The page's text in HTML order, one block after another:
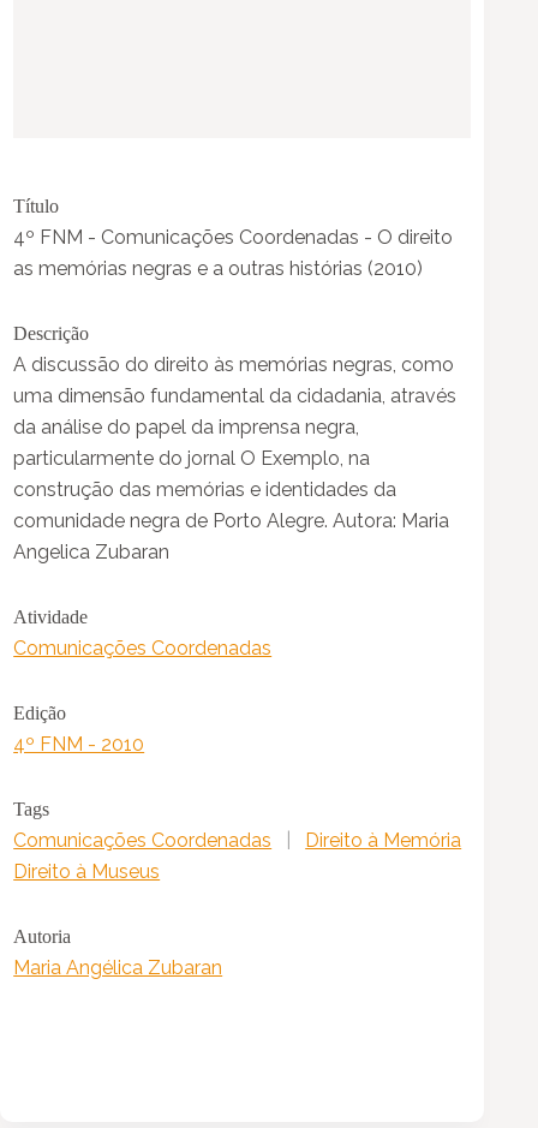
Título
4º FNM - Comunicações Coordenadas - O direito
as memórias negras e a outras histórias (2010)
Descrição
A discussão do direito às memórias negras, como
uma dimensão fundamental da cidadania, através
da análise do papel da imprensa negra,
particularmente do jornal O Exemplo, na
construção das memórias e identidades da
comunidade negra de Porto Alegre. Autora: Maria
Angelica Zubaran
Atividade
Comunicações Coordenadas
Edição
4º FNM - 2010
Tags
Comunicações Coordenadas
Direito à Memória
Direito à Museus
Autoria
Maria Angélica Zubaran